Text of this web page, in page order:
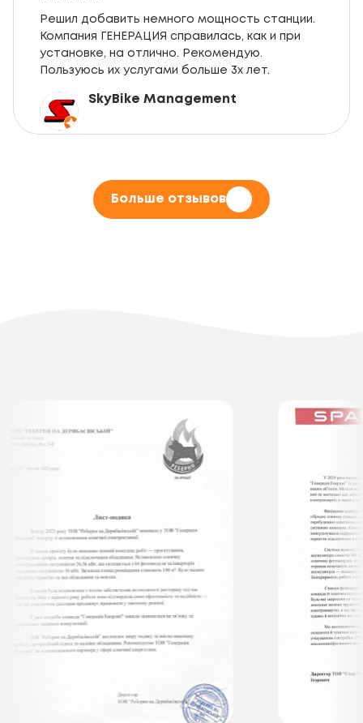
Решил добавить немного мощность станции.
Компания ГЕНЕРАЦИЯ справилась, как и при
установке, на отлично. Рекомендую.
Пользуюсь их услугами больше 3х лет.
SkyBike Management
Больше отзывов